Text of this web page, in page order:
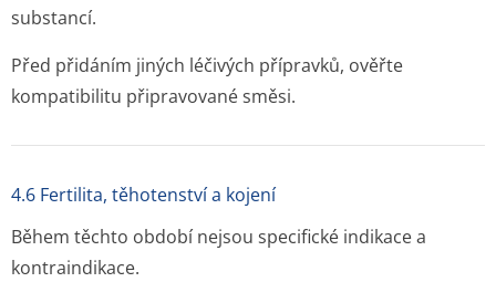
substancí.
Před přidáním jiných léčivých přípravků, ověřte
kompatibilitu připravované směsi.
4.6 Fertilita, těhotenství a kojení
Během těchto období nejsou specifické indikace a
kontraindikace.